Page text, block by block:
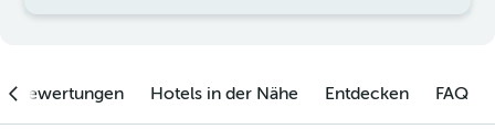
Hotels in der Nähe Entdecken FAQ